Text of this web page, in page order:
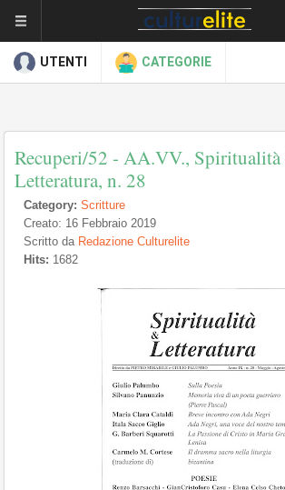
UTENTI CATEGORIE
Recuperi/52 - AA.VV.,
Letteratura, n. 28
Category: Scritture
Creato: 16 Febbraio 2019
Scritto da Redazione Culturelite
Hits: 1682